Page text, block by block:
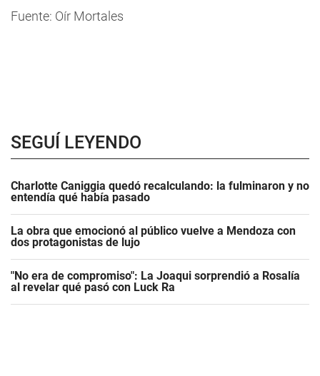
Fuente: Oír Mortales
SEGUÍ LEYENDO
Charlotte Caniggia quedó recalculando: la fulminaron y no
entendía qué había pasado
La obra que emocionó al público vuelve a Mendoza con
dos protagonistas de lujo
"No era de compromiso": La Joaqui sorprendió a Rosalía
al revelar qué pasó con Luck Ra